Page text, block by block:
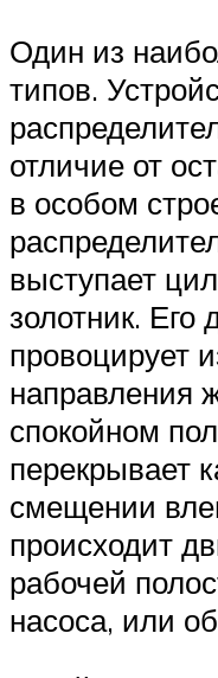
Один из
типов.
отличие от
в особом
выступает
золотник. Его
провоцирует
направления
спокойном
перекрывает
смещении
происходит
рабочей
насоса, или